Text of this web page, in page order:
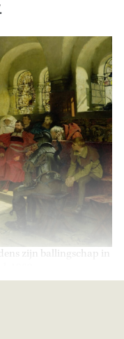
.
zijn ballingschap in